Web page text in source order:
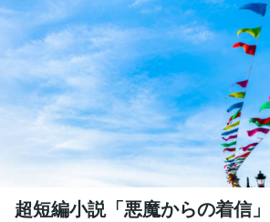
超短編小説「悪魔からの着信」